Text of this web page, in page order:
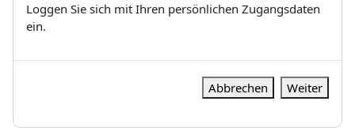
Loggen Sie sich mit Ihren persönlichen Zugangsdaten
ein.
Abbrechen Weiter